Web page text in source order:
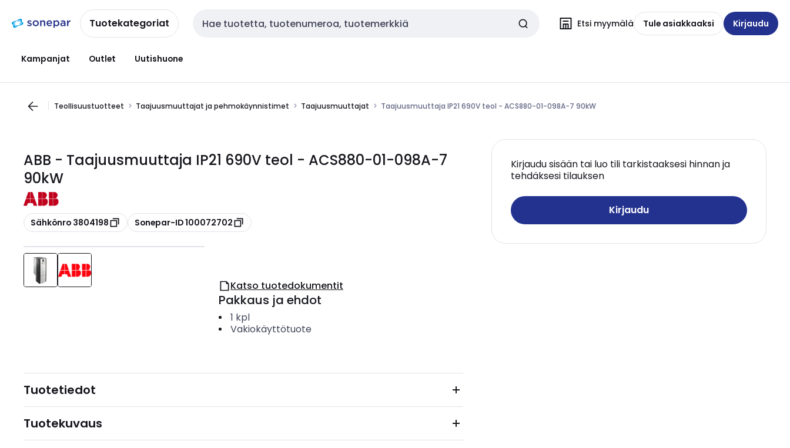
navigointiinsisältöönTuotekategoriat Haku Etsi myymälä Tule asiakkaaksi Kirjaudu
Kampanjat Outlet Uutishuone
Teollisuustuotteet Taajuusmuuttajat ja pehmokäynnistimet Taajuusmuuttajat Taajuusmuuttaja IP21 690V teol - ACS880-01-098A-7 90kW
ABB - Taajuusmuuttaja IP21 690V teol - ACS880-01-098A-7
90kW
Kopioi
Sähkönro 3804198 Kopioi
Sonepar-ID 100072702
Kirjaudu sisään tai luo tili tarkistaaksesi hinnan ja
tehdäksesi tilauksen
Kirjaudu
Katso tuotedokumentit
Pakkaus ja ehdot
1 kpl
Vakiokäyttötuote
Tuotetiedot
Tuotekuvaus